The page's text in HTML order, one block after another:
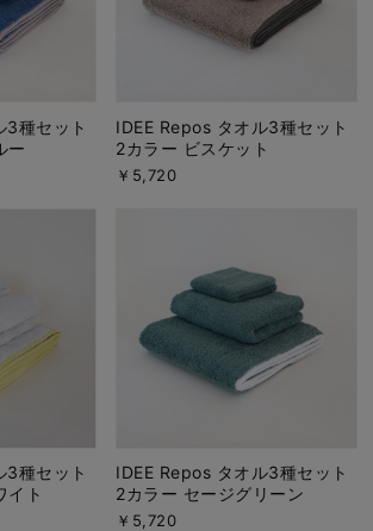
3種セット
ー
IDEE Repos タオル3種セット
2カラー ビスケット
￥5,720
3種セット
イト
IDEE Repos タオル3種セット
2カラー セージグリーン
￥5,720